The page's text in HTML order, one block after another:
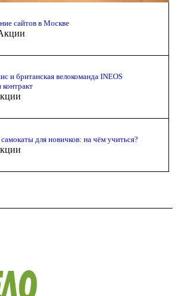
сайтов в Москве
и британская велокоманда INEOS
контракт
для новичков: на чём учиться?